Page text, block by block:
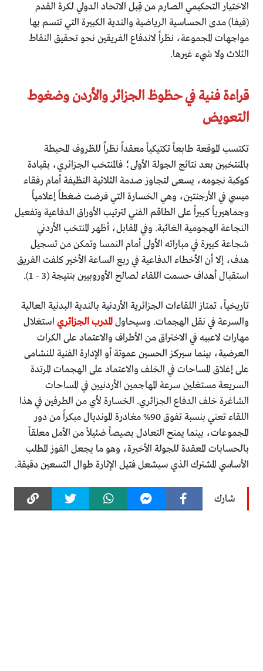
الاختيار التحكيمي الصارم من قِبل الاتحاد الدولي لكرة القدم
(فيفا) مدى الحساسية الرياضية والندية الكبيرة التي تتسم بها
مواجهات المجموعة، نظراً لاندفاع الفريقين نحو تحقيق النقاط
الثلاث ولا شيء غيرها.
قراءة فنية في حظوظ الجزائر والأردن وضغوط
التعويض
تكتسب الموقعة طابعاً تكتيكياً معقداً نظراً للظروف المحيطة
بالمنتخبين بعد نتائج الجولة الأولى؛ فالمنتخب الجزائري، بقيادة
كوكبة نجومه، يسعى لتجاوز صدمة الثلاثية النظيفة أمام رفقاء
ميسي في الأرجنتين، وهي الخسارة التي فرضت ضغطاً إعلامياً
وجماهيرياً كبيراً على الطاقم الفني لترتيب الأوراق الدفاعية وتفعيل
النجاعة الهجومية الغائبة. وفي المقابل، أظهر المنتخب الأردني
شجاعة كبيرة في مباراته الأولى أمام النمسا وتمكن من تسجيل
هدف، إلا أن الأخطاء الدفاعية في ربع الساعة الأخير كلفت الفريق
استقبال أهداف حسمت اللقاء لصالح الأوروبيين بنتيجة (3 – 1).
تاريخياً، تمتاز اللقاءات الجزائرية الأردنية بالندية البدنية العالية
والسرعة في نقل الهجمات. وسيحاولالمدرب الجزائري استغلال
مهارات لاعبيه في الاختراق من الأطراف والاعتماد على الكرات
العرضية، بينما سيركز الحسين عموتة أو الإدارة الفنية للنشامى
على إغلاق المساحات في الخلف والاعتماد على الهجمات المرتدة
السريعة مستغلين سرعة المهاجمين الأردنيين في المساحات
الشاغرة خلف الدفاع الجزائري. الخسارة لأي من الطرفين في هذا
اللقاء تعني بنسبة تفوق 90% مغادرة المونديال مبكراً من دور
المجموعات، بينما يمنح التعادل بصيصاً ضئيلاً من الأمل معلقاً
بالحسابات المعقدة للجولة الأخيرة، وهو ما يجعل الفوز المطلب
الأساسي المشترك الذي سيشعل فتيل الإثارة طوال التسعين دقيقة.
شارك